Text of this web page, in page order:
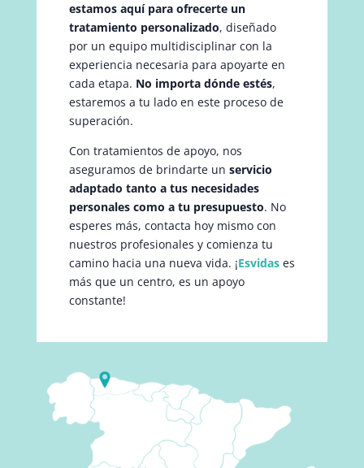
estamos aquí para ofrecerte un
tratamiento personalizado, diseñado
por un equipo multidisciplinar con la
experiencia necesaria para apoyarte en
cada etapa. No importa dónde estés,
estaremos a tu lado en este proceso de
superación.
Con tratamientos de apoyo, nos
aseguramos de brindarte un servicio
adaptado tanto a tus necesidades
personales como a tu presupuesto. No
esperes más, contacta hoy mismo con
nuestros profesionales y comienza tu
camino hacia una nueva vida. ¡Esvidas es
más que un centro, es un apoyo
constante!